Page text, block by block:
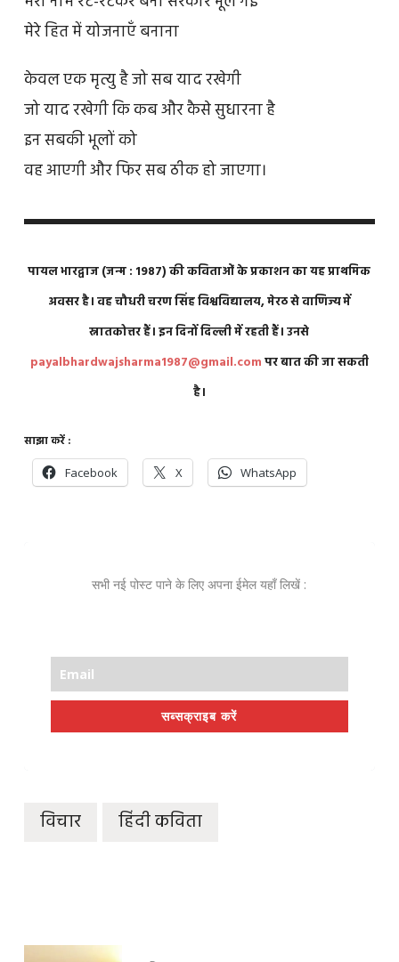
मेरे हित में योजनाएँ बनाना
केवल एक मृत्यु है जो सब याद रखेगी
जो याद रखेगी कि कब और कैसे सुधारना है
इन सबकी भूलों को
वह आएगी और फिर सब ठीक हो जाएगा।
पायल भारद्वाज (जन्म : 1987) की कविताओं के प्रकाशन का यह प्राथमिक
अवसर है। वह चौधरी चरण सिंह विश्वविद्यालय, मेरठ से वाणिज्य में
स्नातकोत्तर हैं। इन दिनों दिल्ली में रहती हैं। उनसे
payalbhardwajsharma1987@gmail.comपर बात की जा सकती
है।
साझा करें :
Facebook X WhatsApp
सभी नई पोस्ट पाने के लिए अपना ईमेल यहाँ लिखें :
सब्सक्राइब करें
विचार हिंदी कविता